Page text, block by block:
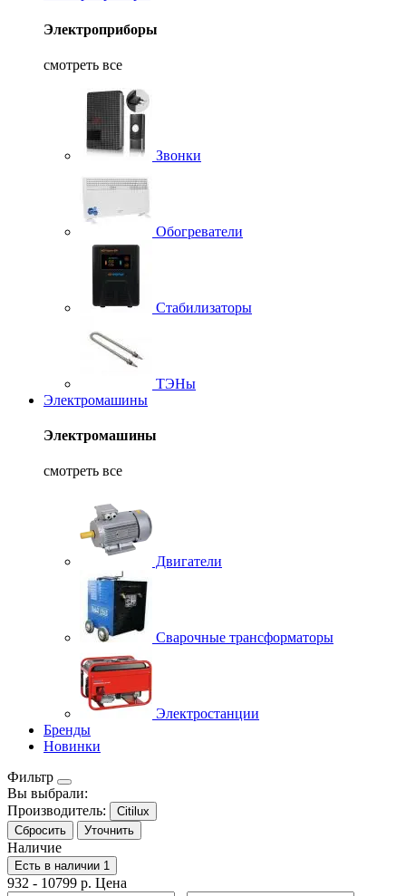
Электроприборы
смотреть все
Звонки
Обогреватели
Стабилизаторы
ТЭНы
Электромашины
Электромашины
смотреть все
Двигатели
Сварочные трансформаторы
Электростанции
Бренды
Новинки
Фильтр
Вы выбрали:
Производитель:
Citilux
Сбросить
Уточнить
Наличие
Есть в наличии 1
932 - 10799 р. Цена